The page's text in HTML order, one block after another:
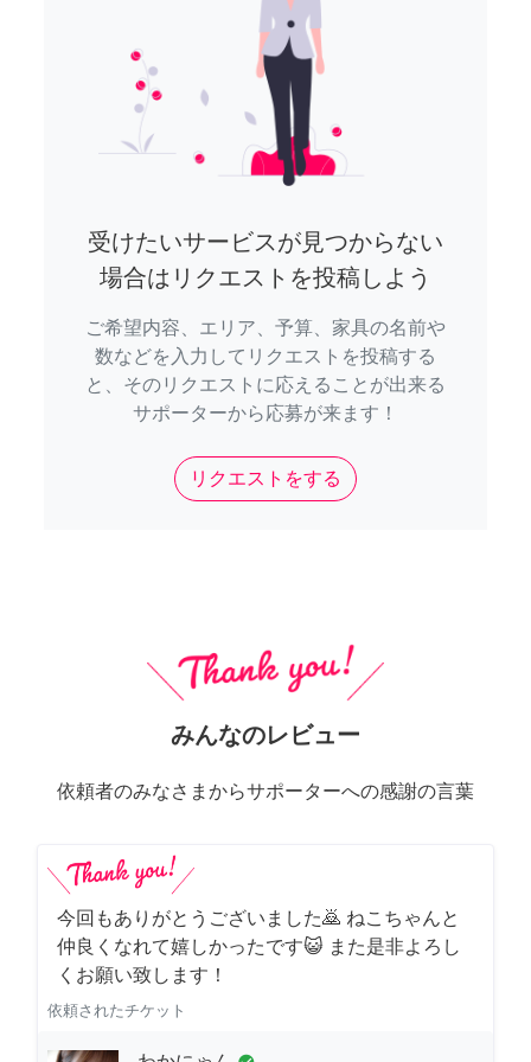
受けたいサービスが見つからない
場合はリクエストを投稿しよう
ご希望内容、エリア、予算、家具の名前や
数などを入力してリクエストを投稿する
と、そのリクエストに応えることが出来る
サポーターから応募が来ます！
リクエストをする
みんなのレビュー
依頼者のみなさまからサポーターへの感謝の言葉
今回もありがとうございました🙇 ねこちゃんと
仲良くなれて嬉しかったです😺 また是非よろし
くお願い致します！
依頼されたチケット